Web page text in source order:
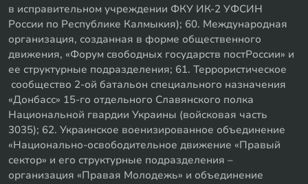
в исправительном учреждении ФКУ ИК-2 УФСИН
России по Республике Калмыкия); 60. Международная
организация, созданная в форме общественного
движения, «Форум свободных государств постРоссии» и
ее структурные подразделения; 61. Террористическое
сообщество 2-ой батальон специального назначения
«Донбасс» 15-го отдельного Славянского полка
Национальной гвардии Украины (войсковая часть
3035); 62. Украинское военизированное объединение
«Национально-освободительное движение «Правый
сектор» и его структурные подразделения –
организация «Правая Молодежь» и объединение